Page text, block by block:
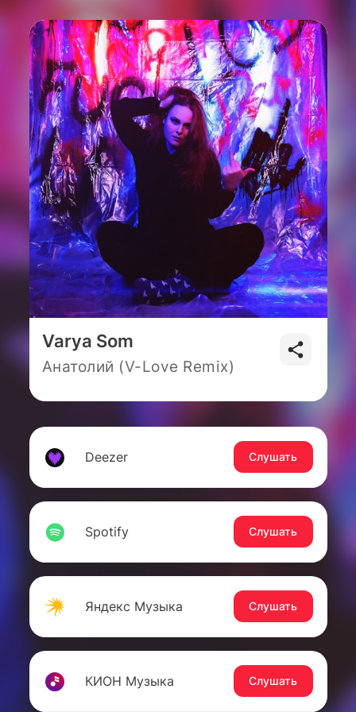
Varya Som
Анатолий (V-Love Remix)
Deezer Слушать
Spotify Слушать
Яндекс Музыка Слушать
КИОН Музыка Слушать